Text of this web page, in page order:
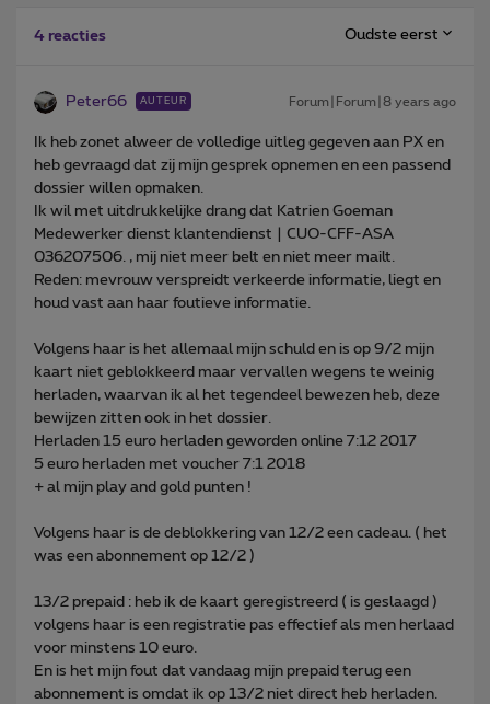
4 reacties Oudste eerst
Peter66 AUTEUR Forum|Forum|8 years ago
Ik heb zonet alweer de volledige uitleg gegeven aan PX en
heb gevraagd dat zij mijn gesprek opnemen en een passend
dossier willen opmaken.
Ik wil met uitdrukkelijke drang dat Katrien Goeman
Medewerker dienst klantendienst | CUO-CFF-ASA
036207506. , mij niet meer belt en niet meer mailt.
Reden: mevrouw verspreidt verkeerde informatie, liegt en
houd vast aan haar foutieve informatie.
Volgens haar is het allemaal mijn schuld en is op 9/2 mijn
kaart niet geblokkeerd maar vervallen wegens te weinig
herladen, waarvan ik al het tegendeel bewezen heb, deze
bewijzen zitten ook in het dossier.
Herladen 15 euro herladen geworden online 7:12 2017
5 euro herladen met voucher 7:1 2018
+ al mijn play and gold punten !
Volgens haar is de deblokkering van 12/2 een cadeau. ( het
was een abonnement op 12/2 )
13/2 prepaid : heb ik de kaart geregistreerd ( is geslaagd )
volgens haar is een registratie pas effectief als men herlaad
voor minstens 10 euro.
En is het mijn fout dat vandaag mijn prepaid terug een
abonnement is omdat ik op 13/2 niet direct heb herladen.